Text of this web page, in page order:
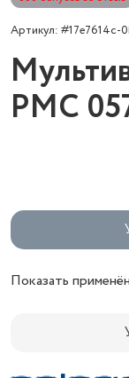
Артикул: #17e7614c-
PMC
Показать